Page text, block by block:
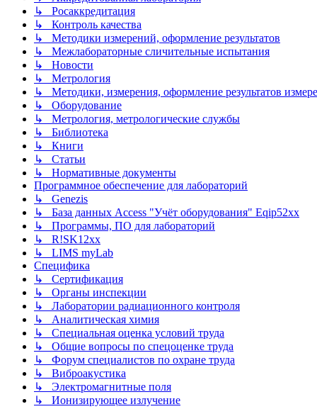
↳ Росаккредитация
↳ Контроль качества
↳ Методики измерений, оформление результатов
↳ Межлабораторные сличительные испытания
↳ Новости
↳ Метрология
↳ Методики, измерения, оформление результатов
↳ Оборудование
↳ Метрология, метрологические службы
↳ Библиотека
↳ Книги
↳ Статьи
↳ Нормативные документы
Программное обеспечение для лабораторий
↳ Genezis
↳ База данных Access "Учёт оборудования" Eqip52xx
↳ Программы, ПО для лабораторий
↳ R!SK12xx
↳ LIMS myLab
Специфика
↳ Сертификация
↳ Органы инспекции
↳ Лаборатории радиационного контроля
↳ Аналитическая химия
↳ Специальная оценка условий труда
↳ Общие вопросы по спецоценке труда
↳ Форум специалистов по охране труда
↳ Виброакустика
↳ Электромагнитные поля
↳ Ионизирующее излучение